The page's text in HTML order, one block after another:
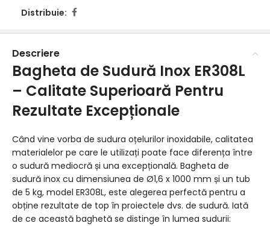
Distribuie:
Descriere
Bagheta de Sudură Inox ER308L
– Calitate Superioară Pentru
Rezultate Excepționale
Când vine vorba de sudura oțelurilor inoxidabile, calitatea
materialelor pe care le utilizați poate face diferența între
o sudură mediocră și una excepțională. Bagheta de
sudură inox cu dimensiunea de Ø1,6 x 1000 mm și un tub
de 5 kg, model ER308L, este alegerea perfectă pentru a
obține rezultate de top în proiectele dvs. de sudură. Iată
de ce această baghetă se distinge în lumea sudurii: